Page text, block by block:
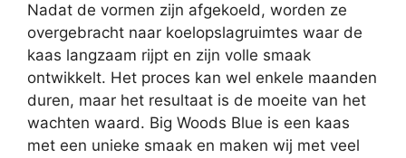
Nadat de vormen zijn afgekoeld, worden ze
overgebracht naar koelopslagruimtes waar de
kaas langzaam rijpt en zijn volle smaak
ontwikkelt. Het proces kan wel enkele maanden
duren, maar het resultaat is de moeite van het
wachten waard. Big Woods Blue is een kaas
met een unieke smaak en maken wij met veel